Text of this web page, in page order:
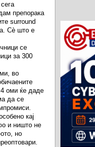
препорака
surround
Сè што е
се
за 300
во
4 оми ќе даде
да се
кај
и ништо не
но